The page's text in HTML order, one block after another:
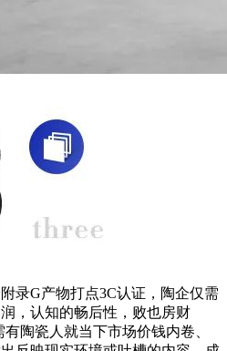
录G产物打点3C认证，陶企仅需
，认知的畅后性，败也房财
陶瓷人就当下市场价钱内卷、